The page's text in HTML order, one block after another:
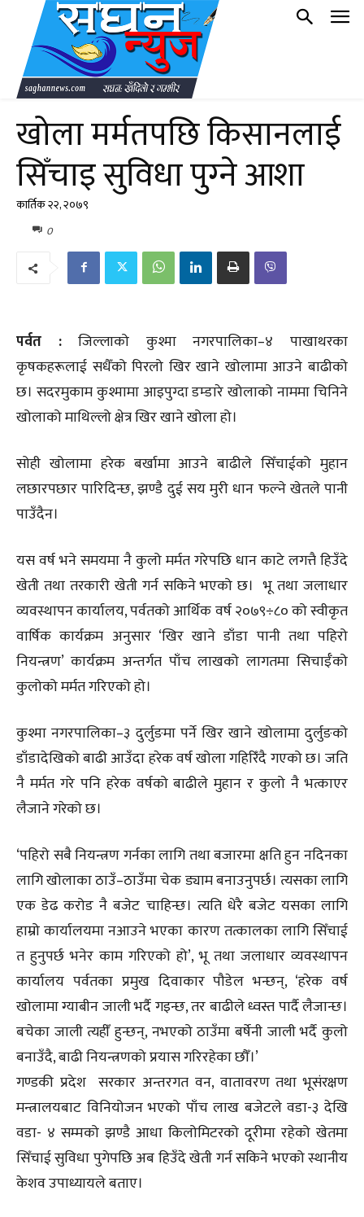
खोला मर्मतपछि किसानलाई
सिँचाइ सुविधा पुग्‍ने आशा
कार्तिक २२, २०७९
0
पर्वत :जिल्लाको कुश्मा नगरपालिका–४ पाखाथरका
कृषकहरूलाई सधैँको पिरलो खिर खाने खोलामा आउने बाढीको
छ। सदरमुकाम कुश्मामा आइपुग्दा डम्डारे खोलाको नाममा चिनिने
खोलाको माथिल्लो क्षेत्र खिर खाने खोला हो।
सोही खोलामा हरेक बर्खामा आउने बाढीले सिँचाईको मुहान
लछारपछार पारिदिन्छ, झण्डै दुई सय मुरी धान फल्ने खेतले पानी
पाउँदैन।
यस वर्ष भने समयमा नै कुलो मर्मत गरेपछि धान काटे लगत्तै हिउँदे
खेती तथा तरकारी खेती गर्न सकिने भएको छ। भू तथा जलाधार
व्यवस्थापन कार्यालय, पर्वतको आर्थिक वर्ष २०७९÷८० को स्वीकृत
वार्षिक कार्यक्रम अनुसार ‘खिर खाने डाँडा पानी तथा पहिरो
नियन्त्रण’ कार्यक्रम अन्तर्गत पाँच लाखको लागतमा सिचाईँको
कुलोको मर्मत गरिएको हो।
कुश्मा नगरपालिका–३ दुर्लुङमा पर्ने खिर खाने खोलामा दुर्लुङको
डाँडादेखिको बाढी आउँदा हरेक वर्ष खोला गहिरिँदै गएको छ। जति
नै मर्मत गरे पनि हरेक वर्षको बाढीले मुहान र कुलो नै भत्काएर
लैजाने गरेको छ।
‘पहिरो सबै नियन्त्रण गर्नका लागि तथा बजारमा क्षति हुन नदिनका
लागि खोलाका ठाउँ–ठाउँमा चेक ड्याम बनाउनुपर्छ। त्यसका लागि
एक डेढ करोड नै बजेट चाहिन्छ। त्यति धेरै बजेट यसका लागि
हाम्रो कार्यालयमा नआउने भएका कारण तत्कालका लागि सिँचाई
त हुनुपर्छ भनेर काम गरिएको हो’, भू तथा जलाधार व्यवस्थापन
कार्यालय पर्वतका प्रमुख दिवाकार पौडेल भन्छन्, ‘हरेक वर्ष
खोलामा ग्याबीन जाली भर्दै गइन्छ, तर बाढीले ध्वस्त पार्दै लैजान्छ।
बचेका जाली त्यहीँ हुन्छन्, नभएको ठाउँमा बर्षेनी जाली भर्दै कुलो
बनाउँदै, बाढी नियन्त्रणको प्रयास गरिरहेका छौँ।’
गण्डकी प्रदेश सरकार अन्तरगत वन, वातावरण तथा भूसंरक्षण
मन्त्रालयबाट विनियोजन भएको पाँच लाख बजेटले वडा-३ देखि
वडा- ४ सम्मको झण्डै आधा किलोमिटरको दूरीमा रहेको खेतमा
सिँचाई सुविधा पुगेपछि अब हिउँदे खेती गर्न सकिने भएको स्थानीय
केशव उपाध्यायले बताए।